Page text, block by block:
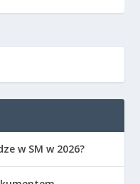
w SM w 2026?